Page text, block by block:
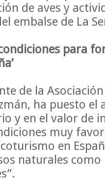
de aves y
embalse de La
para
de la
ha puesto el
y en el valor de
muy
en
naturales